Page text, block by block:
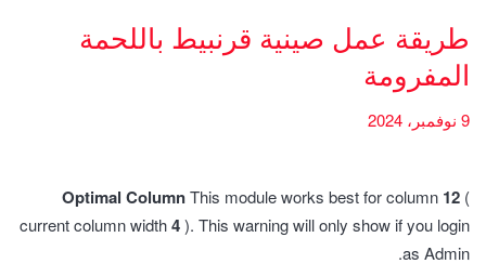
طريقة عمل صينية قرنبيط باللحمة
المفرومة
9 نوفمبر، 2024
Optimal ColumnThis module works best for column 12 (
current column width4). This warning will only show if you login
as Admin.